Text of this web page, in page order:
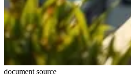
document source